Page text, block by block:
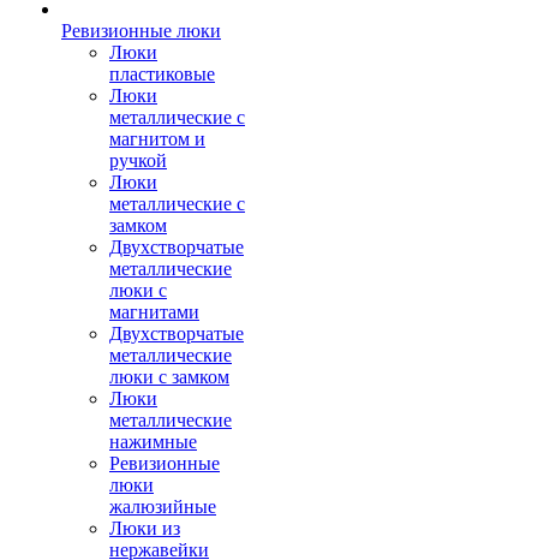
Ревизионные люки
Люки
пластиковые
Люки
металлические с
магнитом и
ручкой
Люки
металлические с
замком
Двухстворчатые
металлические
люки с
магнитами
Двухстворчатые
металлические
люки с замком
Люки
металлические
нажимные
Ревизионные
люки
жалюзийные
Люки из
нержавейки